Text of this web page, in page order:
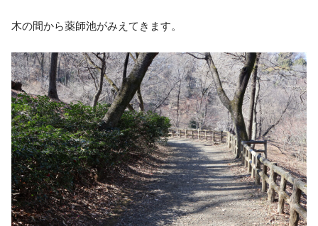
木の間から薬師池がみえてきます。